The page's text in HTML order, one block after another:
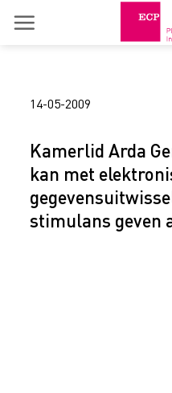
14-05-2009
Kamerlid Arda
kan met
stimulans geven